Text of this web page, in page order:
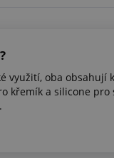
využití, oba obsahují
křemík a silicone pro